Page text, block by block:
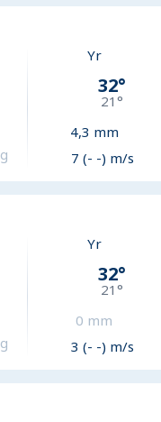
Yr
32°
21°
4,3 mm
7 (- -) m/s
Yr
32°
21°
0 mm
3 (- -) m/s